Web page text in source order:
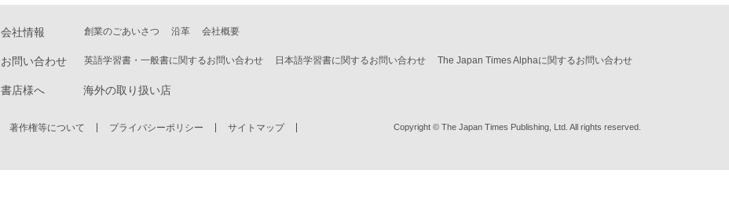
会社情報 創業のごあいさつ 沿革 会社概要
お問い合わせ 英語学習書・一般書に関するお問い合わせ 日本語学習書に関するお問い合わせ The Japan Times Alphaに関するお問い合わせ
書店様へ 海外の取り扱い店
著作権等について プライバシーポリシー サイトマップ Copyright © The Japan Times Publishing, Ltd. All rights reserved.